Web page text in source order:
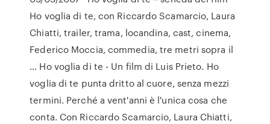
Ho voglia di te, con Riccardo Scamarcio, Laura
Chiatti, trailer, trama, locandina, cast, cinema,
Federico Moccia, commedia, tre metri sopra il
… Ho voglia di te - Un film di Luis Prieto. Ho
voglia di te punta dritto al cuore, senza mezzi
termini. Perché a vent'anni è l'unica cosa che
conta. Con Riccardo Scamarcio, Laura Chiatti,